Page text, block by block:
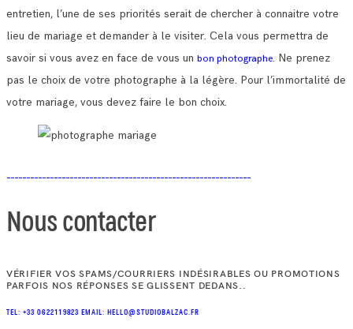
entretien, l’une de ses priorités serait de chercher à connaitre votre
lieu de mariage et demander à le visiter. Cela vous permettra de
savoir si vous avez en face de vous un bon photographe. Ne prenez
pas le choix de votre photographe à la légère. Pour l’immortalité de
votre mariage, vous devez faire le bon choix.
Nous contacter
VÉRIFIER VOS SPAMS/COURRIERS INDÉSIRABLES OU PROMOTIONS
PARFOIS NOS RÉPONSES SE GLISSENT DEDANS..
TEL: +33 0622119823 EMAIL: HELLO@STUDIOBALZAC.FR